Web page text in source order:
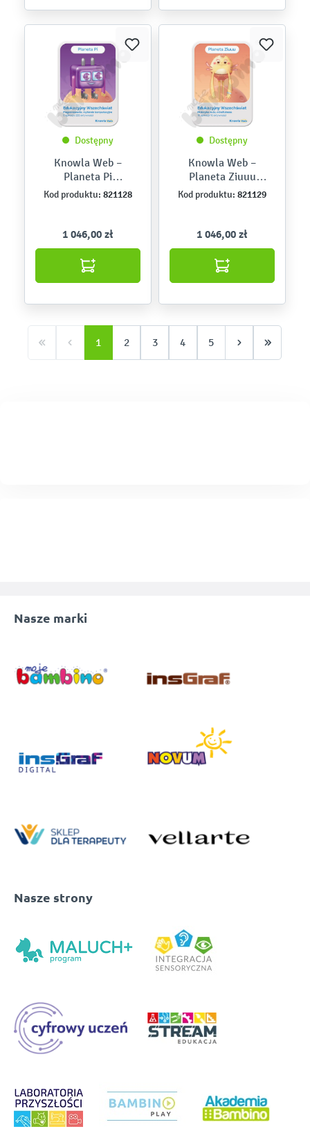
Dostępny
Knowla Web –
Planeta Pi
(programowanie)
Kod produktu: 821128
1 046,00 zł
Dostępny
Knowla Web –
Planeta Ziuuu
(motoryka duża)
Kod produktu: 821129
1 046,00 zł
1 2 3 4 5
Nasze marki
Nasze strony